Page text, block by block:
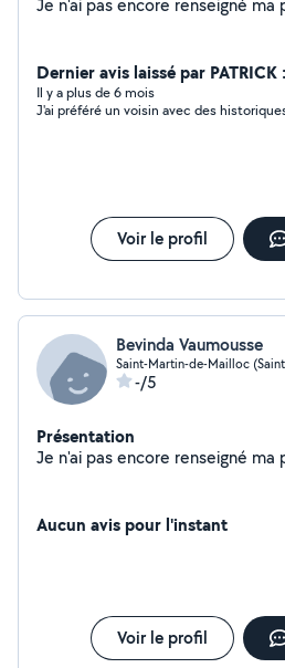
Dernier avis laissé par
Il y a plus de 6 mois
J'ai préféré un voisin avec des
Voir le profil
Bevinda Vaumousse
Saint-Martin-de-Mailloc
-/5
Présentation
Aucun avis pour l'instant
Voir le profil